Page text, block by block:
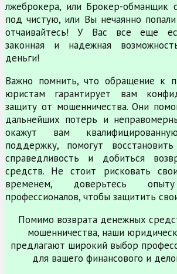
лжеброкера, или Брокер-обманщик
под чистую, или Вы нечаянно
отчаивайтесь! У Вас все еще
законная и надежная
деньги!
Важно помнить, что обращение к
юристам гарантирует вам
защиту от мошенничества. Они
дальнейших потерь и
окажут вам
поддержку, помогут
справедливость и добиться
средств. Не стоит рисковать
временем, доверьтесь
профессионалов, чтобы защитить
Помимо возврата денежных
мошенничества, наши
предлагают широкий выбор
для вашего финансового и